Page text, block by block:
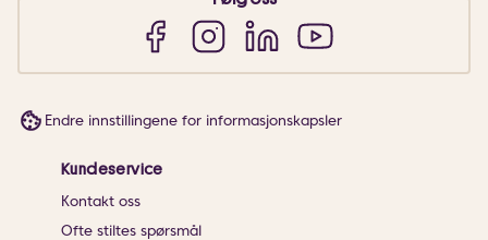
Endre innstillingene for informasjonskapsler
Kundeservice
Kontakt oss
Ofte stiltes spørsmål